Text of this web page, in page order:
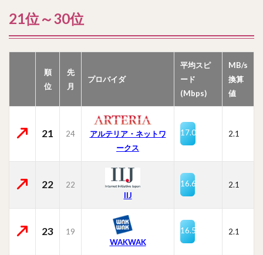
21位～30位
順
位
先
月
プロバイダ
平均スピ
ード
(Mbps)
MB/s
換算
値
21 24
アルテリア・ネットワ
ークス
17.0 2.1
22
22
IIJ
16.6 2.1
23
19
WAKWAK
16.5 2.1